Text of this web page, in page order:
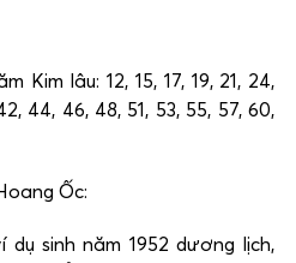
Kim lâu: 12, 15, 17, 19, 21, 24,
44, 46, 48, 51, 53, 55, 57, 60,
Ốc:
sinh năm 1952 dương lịch,